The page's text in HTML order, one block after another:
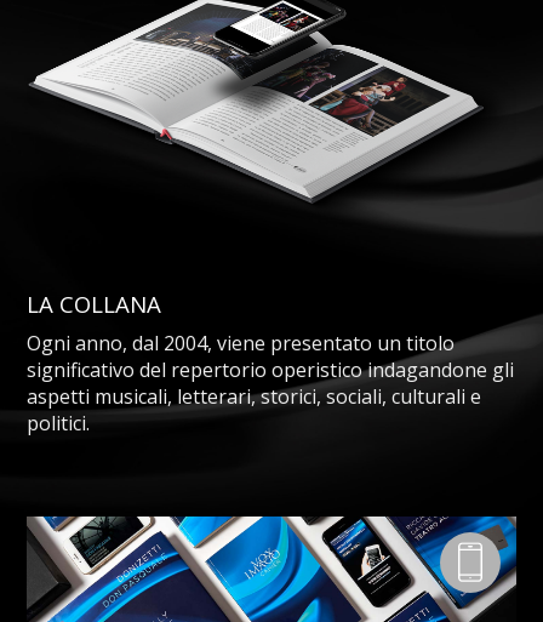
LA COLLANA
Ogni anno, dal 2004, viene presentato un titolo
significativo del repertorio operistico indagandone gli
aspetti musicali, letterari, storici, sociali, culturali e
politici.